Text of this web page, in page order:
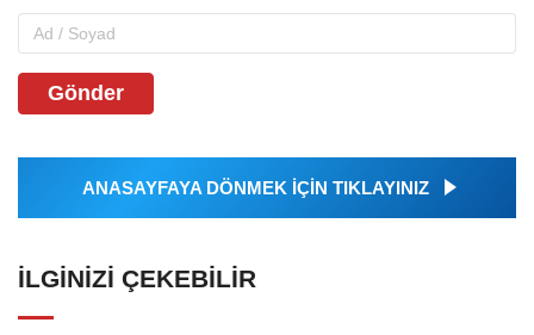
Gönder
ANASAYFAYA DÖNMEK İÇİN TIKLAYINIZ
İLGINIZI ÇEKEBILIR